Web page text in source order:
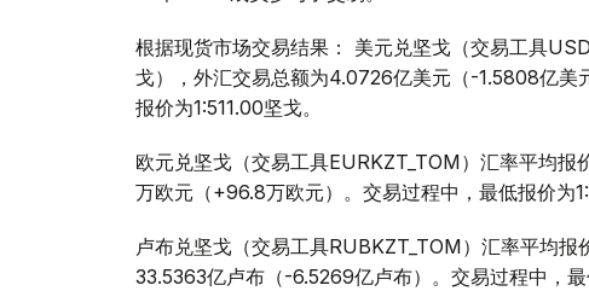
根据现货市场交易结果： 美元兑坚戈（交易工具
戈），外汇交易总额为4.0726亿美元（-1.5808亿美
报价为1:511.00坚戈。
欧元兑坚戈（交易工具EURKZT_TOM）汇率平均
万欧元（+96.8万欧元）。交易过程中，最低报价为
卢布兑坚戈（交易工具RUBKZT_TOM）汇率平均
33.5363亿卢布（-6.5269亿卢布）。交易过程中，